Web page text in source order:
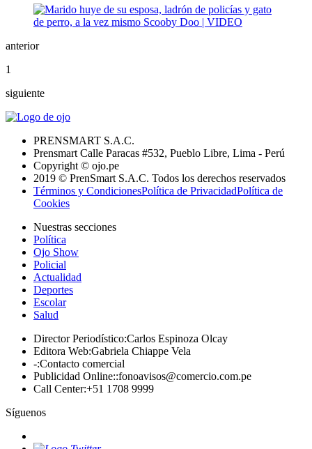
anterior
1
siguiente
PRENSMART S.A.C.
Prensmart Calle Paracas #532, Pueblo Libre, Lima - Perú
Copyright © ojo.pe
2019 © PrenSmart S.A.C. Todos los derechos reservados
Términos y CondicionesPolítica de PrivacidadPolítica de
Cookies
Nuestras secciones
Política
Ojo Show
Policial
Actualidad
Deportes
Escolar
Salud
Director Periodístico:Carlos Espinoza Olcay
Editora Web:Gabriela Chiappe Vela
-:Contacto comercial
Publicidad Online::fonoavisos@comercio.com.pe
Call Center:+51 1708 9999
Síguenos